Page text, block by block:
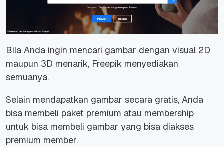
Bila Anda ingin mencari gambar dengan visual 2D
maupun 3D menarik, Freepik menyediakan
semuanya.
Selain mendapatkan gambar secara gratis, Anda
bisa membeli paket premium atau membership
untuk bisa membeli gambar yang bisa diakses
premium member.